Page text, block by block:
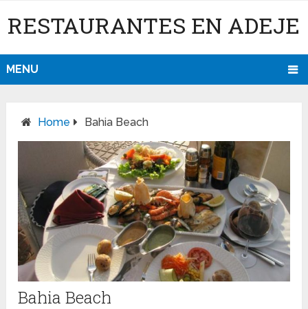
RESTAURANTES EN ADEJE
MENU
Home Bahia Beach
Bahia Beach